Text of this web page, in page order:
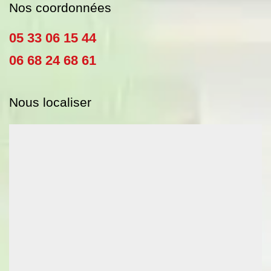
Nos coordonnées
05 33 06 15 44
06 68 24 68 61
Nous localiser